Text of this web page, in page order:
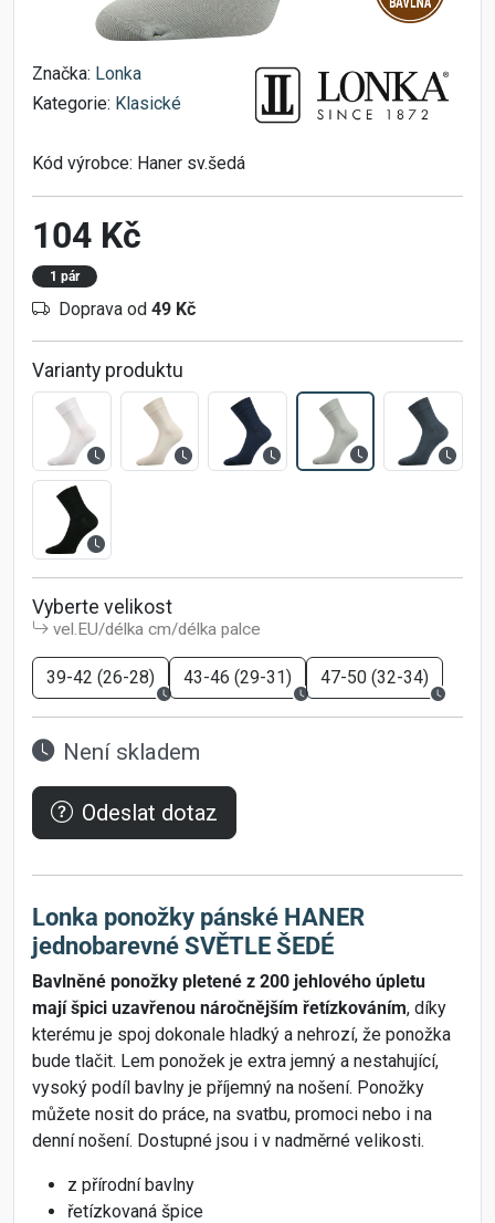
Značka: Lonka
Kategorie: Klasické
Kód výrobce: Haner sv.šedá
104 Kč
1 pár
Doprava od 49 Kč
Varianty produktu
Vyberte velikost
vel.EU/délka cm/délka palce
39-42 (26-28) 43-46 (29-31) 47-50 (32-34)
Není skladem
Odeslat dotaz
Lonka ponožky pánské HANER
jednobarevné SVĚTLE ŠEDÉ
Bavlněné ponožky pletené z 200 jehlového úpletu
mají špici uzavřenou náročnějším řetízkováním, díky
kterému je spoj dokonale hladký a nehrozí, že ponožka
bude tlačit. Lem ponožek je extra jemný a nestahující,
vysoký podíl bavlny je příjemný na nošení. Ponožky
můžete nosit do práce, na svatbu, promoci nebo i na
denní nošení. Dostupné jsou i v nadměrné velikosti.
z přírodní bavlny
řetízkovaná špice